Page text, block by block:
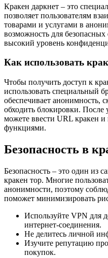
Кракен даркнет – это
позволяет пользователям
товарами и услугами в
возможность для
высокий уровень
Как использовать
Чтобы получить доступ к
использовать специальный
обеспечивает анонимность,
обходить блокировки. После
можете ввести URL кракен и
функциями.
Безопасность в
Безопасность – это один из
кракен тор. Многие
анонимности, поэтому
поможет минимизировать
Используйте VPN для
интернет-соединения.
Не делитесь личной
Изучите репутацию
покупок.